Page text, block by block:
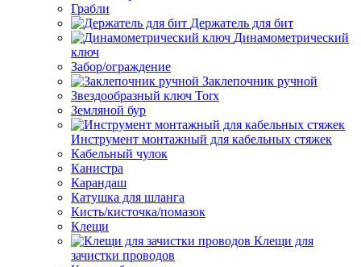
Грабли
Держатель для бит
Динамометрический
ключ
Забор/ограждение
Заклепочник ручной
Звездообразный ключ Torx
Земляной бур
Инструмент монтажный для кабельных стяжек
Кабельный чулок
Канистра
Карандаш
Катушка для шланга
Кисть/кисточка/помазок
Клещи
Клещи для
зачистки проводов